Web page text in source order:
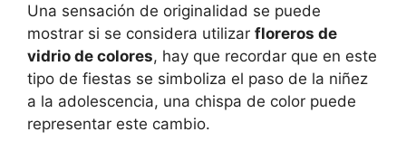
Una sensación de originalidad se puede
mostrar si se considera utilizar floreros de
vidrio de colores, hay que recordar que en este
tipo de fiestas se simboliza el paso de la niñez
a la adolescencia, una chispa de color puede
representar este cambio.